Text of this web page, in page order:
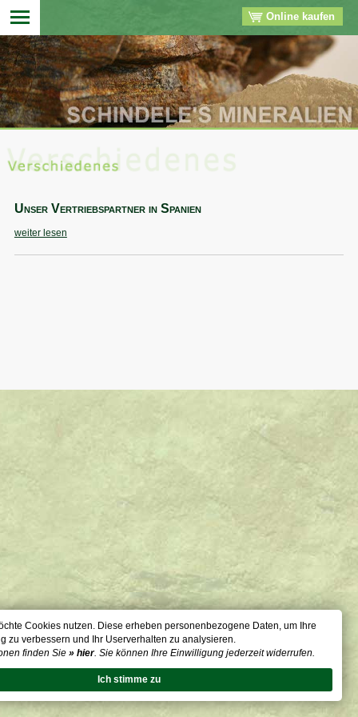
Cookies nutzen. Diese erheben personenbezogene Daten, um Ihre
zu verbessern und Ihr Userverhalten zu analysieren.
finden Sie » hier. Sie können Ihre Einwilligung jederzeit widerrufen.
Ich stimme zu
Online kaufen
▼
▼
Unser Vertriebspartner in Spanien
weiter lesen